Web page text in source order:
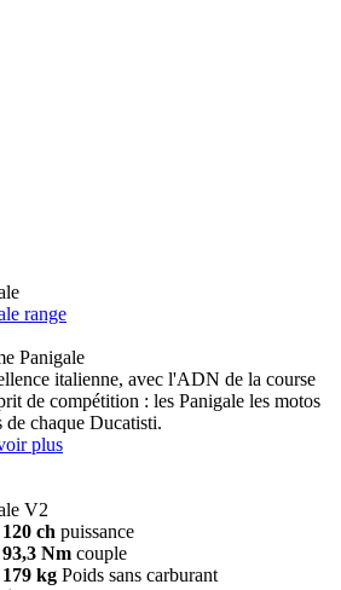
range
Panigale
italienne, avec l'ADN de la course
de compétition : les Panigale les motos
de chaque Ducatisti.
plus
V2
120 ch puissance
93,3 Nm couple
179 kg Poids sans carburant